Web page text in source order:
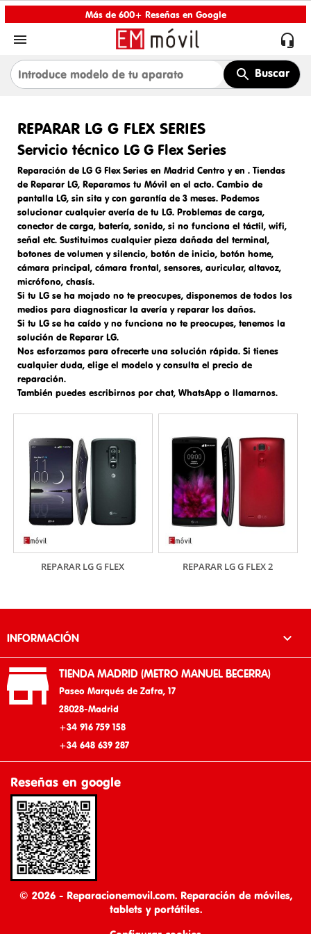
Más de 600+ Reseñas en Google
 
Buscar
REPARAR LG G FLEX SERIES
Servicio técnico LG G Flex Series
Reparación de LG G Flex Series en Madrid Centro y en . Tiendas
de Reparar LG, Reparamos tu Móvil en el acto. Cambio de
pantalla LG, sin sita y con garantía de 3 meses. Podemos
solucionar cualquier avería de tu LG. Problemas de carga,
conector de carga, batería, sonido, si no funciona el táctil, wifi,
señal etc. Sustituimos cualquier pieza dañada del terminal,
botones de volumen y silencio, botón de inicio, botón home,
cámara principal, cámara frontal, sensores, auricular, altavoz,
micrófono, chasís.
Si tu LG se ha mojado no te preocupes, disponemos de todos los
medios para diagnosticar la avería y reparar los daños.
Si tu LG se ha caído y no funciona no te preocupes, tenemos la
solución de Reparar LG.
Nos esforzamos para ofrecerte una solución rápida. Si tienes
cualquier duda, elige el modelo y consulta el precio de
reparación.
También puedes escribirnos por chat, WhatsApp o llamarnos.
REPARAR LG G FLEX REPARAR LG G FLEX 2
INFORMACIÓN 
 TIENDA MADRID (METRO MANUEL BECERRA)
Paseo Marqués de Zafra, 17
28028-Madrid
+34 916 759 158
+34 648 639 287
Reseñas en google
© 2026 - Reparacionemovil.com. Reparación de móviles,
tablets y portátiles.